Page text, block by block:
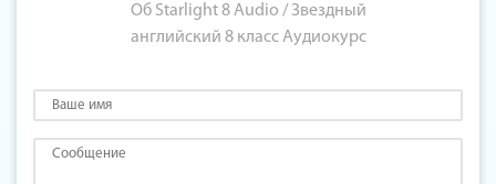
Об Starlight 8 Audio / Звездный
английский 8 класс Аудиокурс